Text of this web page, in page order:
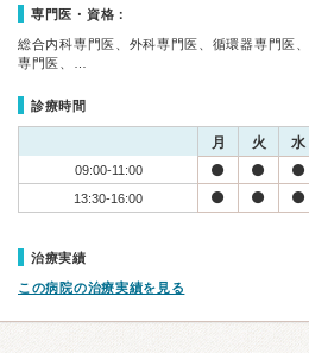
専門医・資格：
総合内科専門医、外科専門医、循環器専門医
専門医、…
診療時間
月 火 水
09:00-11:00
13:30-16:00
治療実績
この病院の治療実績を見る